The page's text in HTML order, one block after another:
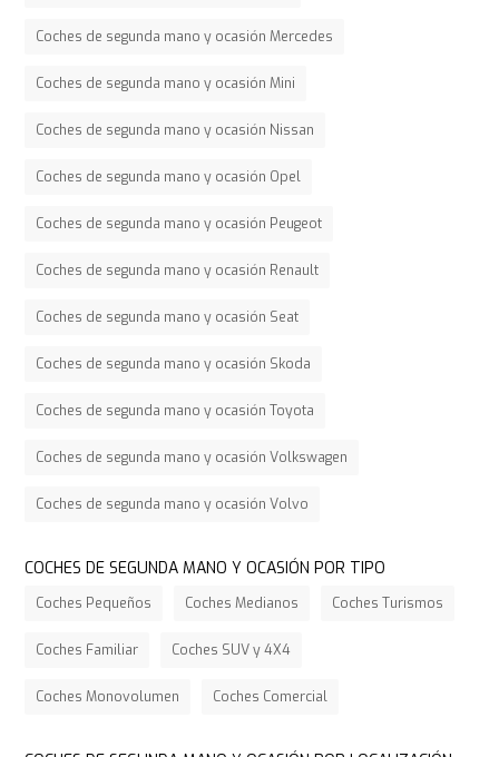
Coches de segunda mano y ocasión Mercedes
Coches de segunda mano y ocasión Mini
Coches de segunda mano y ocasión Nissan
Coches de segunda mano y ocasión Opel
Coches de segunda mano y ocasión Peugeot
Coches de segunda mano y ocasión Renault
Coches de segunda mano y ocasión Seat
Coches de segunda mano y ocasión Skoda
Coches de segunda mano y ocasión Toyota
Coches de segunda mano y ocasión Volkswagen
Coches de segunda mano y ocasión Volvo
COCHES DE SEGUNDA MANO Y OCASIÓN POR TIPO
Coches Pequeños Coches Medianos Coches Turismos
Coches Familiar Coches SUV y 4X4
Coches Monovolumen Coches Comercial